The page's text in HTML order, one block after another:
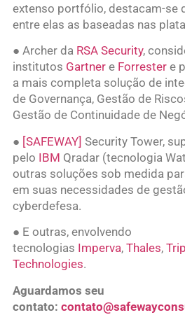
extenso portfólio, destacam-se
entre elas as baseadas nas
● Archer da RSA Security,
institutos Gartnere Forrestere
a mais completa solução de
de Governança, Gestão de
Gestão de Continuidade de
● [SAFEWAY] Security Tower,
pelo IBM Qradar (tecnologia
outras soluções sob medida
em suas necessidades de
cyberdefesa.
● E outras, envolvendo
tecnologias Imperva, Thales,
Technologies.
Aguardamos seu
contato: